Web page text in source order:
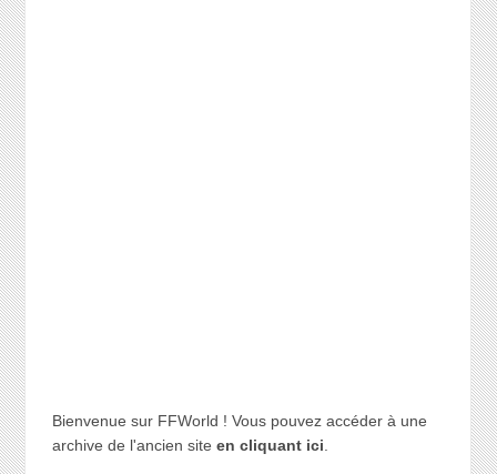
Bienvenue sur FFWorld ! Vous pouvez accéder à une
archive de l'ancien site en cliquant ici